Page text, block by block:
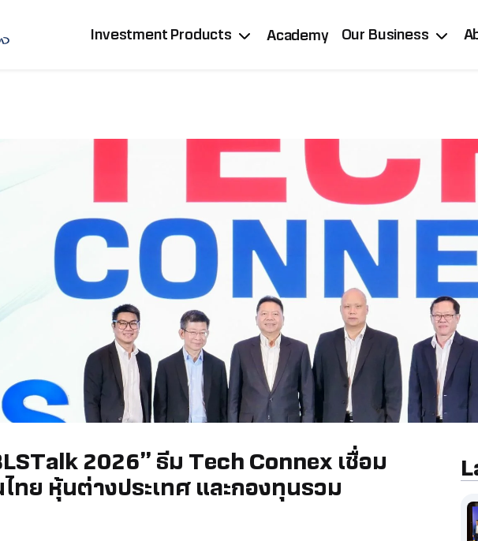
Investment Products Academy Our Business
2026” ธีม Tech Connex เชื่อม
ย หุ้นต่างประเทศ และกองทุนรวม